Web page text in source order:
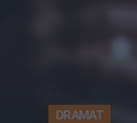
DRAMAT